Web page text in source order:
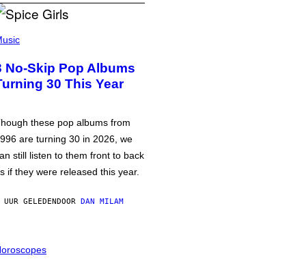
No-Skip Pop Albums
30 This Year
these pop albums from
are turning 30 in 2026, we
still listen to them front to back
if they were released this year.
UUR GELEDENDOOR DAN MILAM